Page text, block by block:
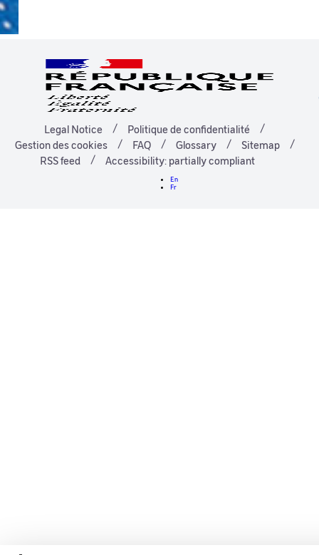
Legal Notice
Politique de confidentialité
Gestion des cookies
FAQ Glossary
Sitemap
RSS feed
Accessibility: partially compliant
En
Fr